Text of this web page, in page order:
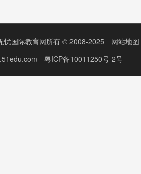
忧国际教育网所有 © 2008-2025
网站地图
粤ICP备10011250号-2号